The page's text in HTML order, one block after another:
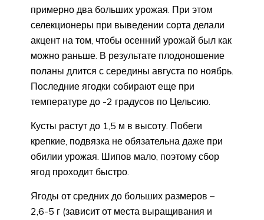
примерно два больших урожая. При этом
селекционеры при выведении сорта делали
акцент на том, чтобы осенний урожай был как
можно раньше. В результате плодоношение
поланы длится с середины августа по ноябрь.
Последние ягодки собирают еще при
температуре до -2 градусов по Цельсию.
Кусты растут до 1,5 м в высоту. Побеги
крепкие, подвязка не обязательна даже при
обилии урожая. Шипов мало, поэтому сбор
ягод проходит быстро.
Ягоды от средних до больших размеров –
2,6-5 г (зависит от места выращивания и